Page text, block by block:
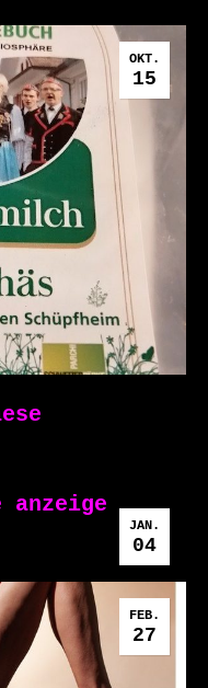
OKT.
15
JAN.
04
anzeige
FEB.
27